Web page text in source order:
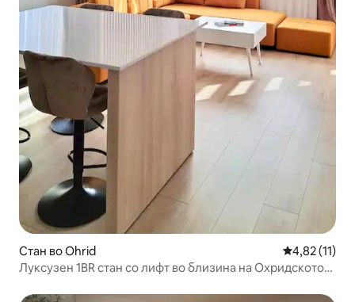
Стан во Ohrid Просечна
4,82 (11)
Луксузен 1BR стан со лифт во близина на Охридското